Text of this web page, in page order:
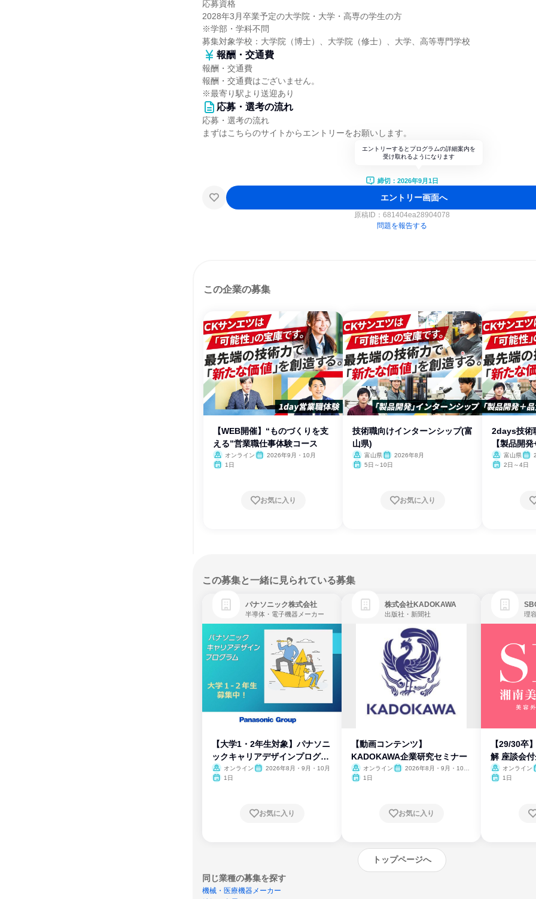
応募資格
2028年3月卒業予定の大学院・大学・高専の学生の方
※学部・学科不問
募集対象学校：大学院（博士）、大学院（修士）、大学、高等専門学校
報酬・交通費
報酬・交通費
報酬・交通費はございません。
※最寄り駅より送迎あり
応募・選考の流れ
応募・選考の流れ
まずはこちらのサイトからエントリーをお願いします。
エントリーするとプログラムの詳細案内を
受け取れるようになります
締切：2026年9月1日
エントリー画面へ
原稿ID： 681404ea28904078
問題を報告する
この企業の募集
【WEB開催】“ものづくりを支
える”営業職仕事体験コース
オンライン
2026年9月・10月
1日
お気に入り
技術職向けインターンシップ(富
山県)
富山県
2026年8月
5日～10日
お気に入り
2days技術
【製品開
富山県
2日～4日
この募集と一緒に見られている募集
パナソニック株式会社
半導体・電子機器メーカー
【大学1・2年生対象】パナソニ
ックキャリアデザインプログラ
ム
オンライン
2026年8月・9月・10月
1日
お気に入り
株式会社KADOKAWA
出版社・新聞社
【動画コンテンツ】
KADOKAWA企業研究セミナー
オンライン
2026年8月・9月・10
1日
お気に入り
【29/30卒
解 座談会
オンライン
1日
トップページへ
同じ業種の募集を探す
機械・医療機器メーカー